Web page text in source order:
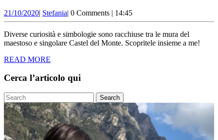
SI
21/10/202021/10/2020
| StefaniaStefania
| 0 Comments | 14:45
Diverse curiosità e simbologie sono racchiuse tra le mura del
maestoso e singolare Castel del Monte. Scopritele insieme a me!
READ MORE
Cerca l’articolo qui
Search
for: